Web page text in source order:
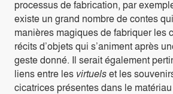
processus de fabrication, par
existe un grand nombre de contes
manières magiques de fabriquer
récits d’objets qui s’animent après
geste donné. Il serait également
liens entre les virtuelset les
cicatrices présentes dans le